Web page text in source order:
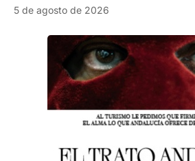
5 de agosto de 2026